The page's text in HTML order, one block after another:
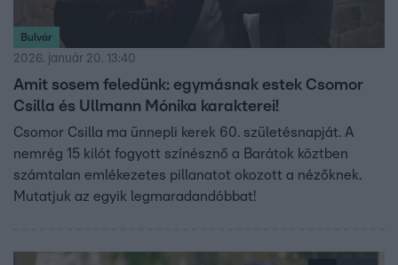
Bulvár
2026. január 20. 13:40
Amit sosem feledünk: egymásnak estek Csomor
Csilla és Ullmann Mónika karakterei!
Csomor Csilla ma ünnepli kerek 60. születésnapját. A
nemrég 15 kilót fogyott színésznő a Barátok köztben
számtalan emlékezetes pillanatot okozott a nézőknek.
Mutatjuk az egyik legmaradandóbbat!